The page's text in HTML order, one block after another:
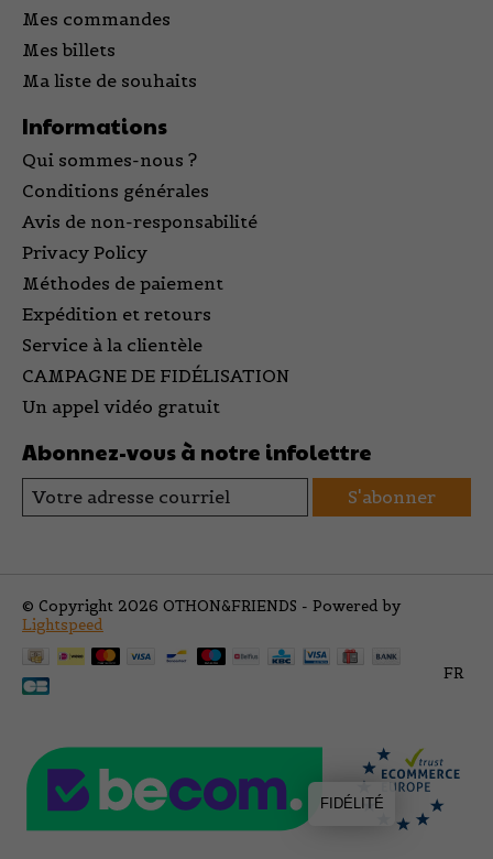
Mes commandes
Mes billets
Ma liste de souhaits
Informations
Qui sommes-nous ?
Conditions générales
Avis de non-responsabilité
Privacy Policy
Méthodes de paiement
Expédition et retours
Service à la clientèle
CAMPAGNE DE FIDÉLISATION
Un appel vidéo gratuit
Abonnez-vous à notre infolettre
S'abonner
© Copyright 2026 OTHON&FRIENDS - Powered by
Lightspeed
FR
FIDÉLITÉ